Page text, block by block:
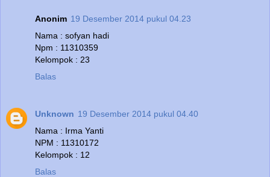
Anonim 19 Desember 2014 pukul 04.23
Nama : sofyan hadi
Npm : 11310359
Kelompok : 23
Balas
Unknown 19 Desember 2014 pukul 04.40
Nama : Irma Yanti
NPM : 11310172
Kelompok : 12
Balas